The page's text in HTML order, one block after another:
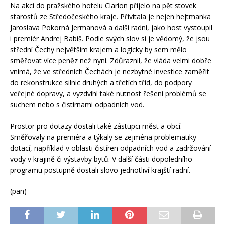
Na akci do pražského hotelu Clarion přijelo na pět stovek
starostů ze Středočeského kraje. Přivítala je nejen hejtmanka
Jaroslava Pokorná Jermanová a další radní, jako host vystoupil
i premiér Andrej Babiš. Podle svých slov si je vědomý, že jsou
střední Čechy největším krajem a logicky by sem mělo
směřovat více peněz než nyní. Zdůraznil, že vláda velmi dobře
vnímá, že ve středních Čechách je nezbytné investice zaměřit
do rekonstrukce silnic druhých a třetích tříd, do podpory
veřejné dopravy, a vyzdvihl také nutnost řešení problémů se
suchem nebo s čistírnami odpadních vod.
Prostor pro dotazy dostali také zástupci měst a obcí.
Směřovaly na premiéra a týkaly se zejména problematiky
dotací, například v oblasti čistíren odpadních vod a zadržování
vody v krajině či výstavby bytů. V další části dopoledního
programu postupně dostali slovo jednotliví krajští radní.
(pan)